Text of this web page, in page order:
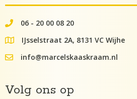
062000082
06 - 20 00 08 20
google maps lokatie
IJsselstraat 2A, 8131 VC Wijhe
info@kaaskraam.nl
info@marcelskaaskraam.nl
Volg ons op